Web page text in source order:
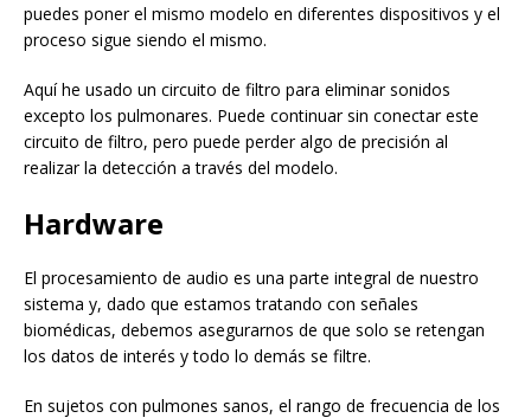
puedes poner el mismo modelo en diferentes dispositivos y el
proceso sigue siendo el mismo.
Aquí he usado un circuito de filtro para eliminar sonidos
excepto los pulmonares. Puede continuar sin conectar este
circuito de filtro, pero puede perder algo de precisión al
realizar la detección a través del modelo.
Hardware
El procesamiento de audio es una parte integral de nuestro
sistema y, dado que estamos tratando con señales
biomédicas, debemos asegurarnos de que solo se retengan
los datos de interés y todo lo demás se filtre.
En sujetos con pulmones sanos, el rango de frecuencia de los